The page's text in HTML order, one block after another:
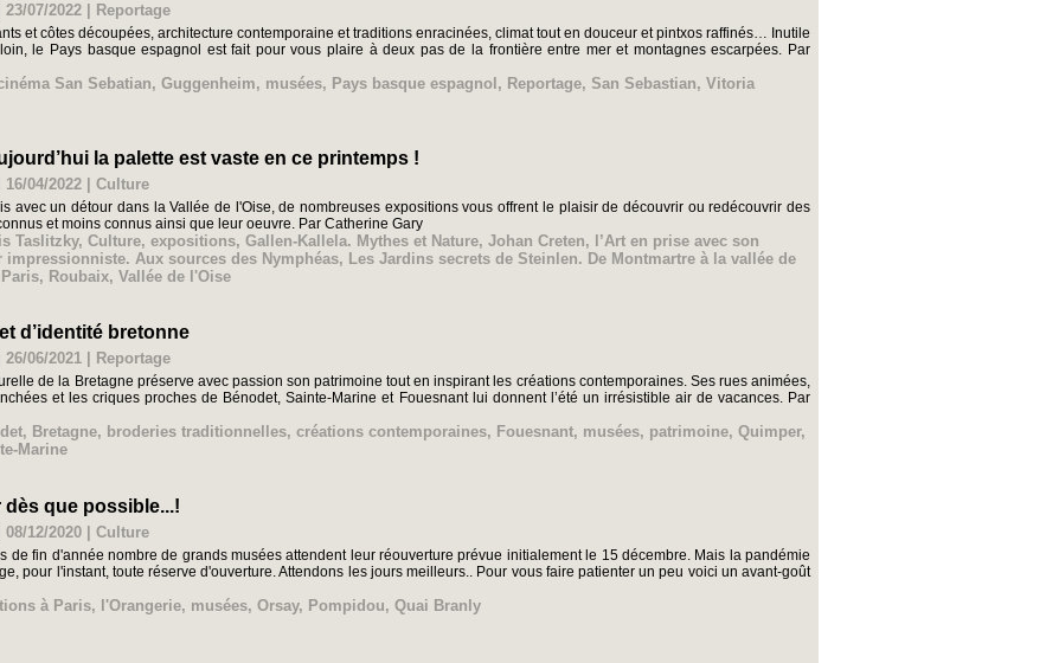
07/2022 Reportage
et côtes découpées, architecture contemporaine et traditions enracinées, climat tout en douceur et pintxos raffinés… Inutile
le Pays basque espagnol est fait pour vous plaire à deux pas de la frontière entre mer et montagnes escarpées. Par
San Sebatian, Guggenheim, musées, Pays basque espagnol , Reportage, San Sebastian, Vitoria
la palette est vaste en ce printemps !
04/2022 Culture
avec un détour dans la Vallée de l'Oise, de nombreuses expositions vous offrent le plaisir de découvrir ou redécouvrir des
et moins connus ainsi que leur oeuvre. Par Catherine Gary
Taslitzky, Culture, expositions, Gallen-Kallela. Mythes et Nature, Johan Creten,
l’Art en prise avec son
impressionniste. Aux sources des Nymphéas, Les Jardins secrets de Steinlen. De Montmartre à la vallée de
Paris, Roubaix, Vallée de l'Oise
d’identité bretonne
06/2021 Reportage
de la Bretagne préserve avec passion son patrimoine tout en inspirant les créations contemporaines. Ses rues animées,
et les criques proches de Bénodet, Sainte-Marine et Fouesnant lui donnent l’été un irrésistible air de vacances. Par
, Bretagne, broderies traditionnelles, créations contemporaines, Fouesnant, musées, patrimoine, Quimper,
Marine
que possible...!
12/2020 Culture
de fin d'année nombre de grands musées attendent leur réouverture prévue initialement le 15 décembre. Mais la pandémie
pour l'instant, toute réserve d'ouverture. Attendons les jours meilleurs.. Pour vous faire patienter un peu voici un avant-goût
à Paris, l'Orangerie, musées, Orsay, Pompidou, Quai Branly